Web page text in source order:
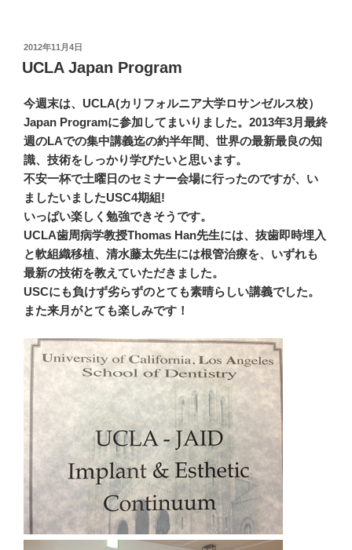
投
稿
日:
2012年11月4日
UCLA Japan Program
今週末は、UCLA(カリフォルニア大学ロサンゼルス校）
Japan Programに参加してまいりました。2013年3月最終
週のLAでの集中講義迄の約半年間、世界の最新最良の知
識、技術をしっかり学びたいと思います。
不安一杯で土曜日のセミナー会場に行ったのですが、い
ましたいましたUSC4期組!
いっぱい楽しく勉強できそうです。
UCLA歯周病学教授Thomas Han先生には、抜歯即時埋入
と軟組織移植、清水藤太先生には根管治療を、いずれも
最新の技術を教えていただきました。
USCにも負けず劣らずのとても素晴らしい講義でした。
また来月がとても楽しみです！